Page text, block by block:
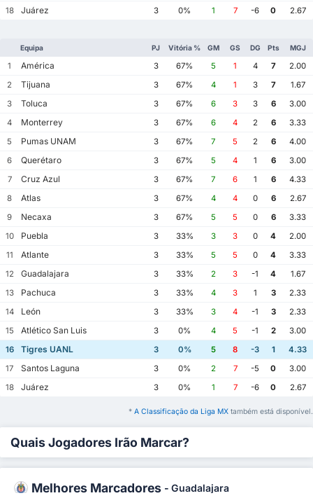
18
Juárez 3 0% 1 7 -6 0 2.67
Equipa PJ Vitória % GM GS DG Pts MGJ
1 América 3 67% 5 1 4 7
2.00
2
Tijuana 3 67% 4 1 3 7
1.67
3
Toluca 3 67% 6 3 3 6
3.00
4
Monterrey 3 67% 6 4 2 6
3.33
5
Pumas UNAM 3 67% 7 5 2 6
4.00
6
Querétaro 3 67% 5 4 1 6
3.00
7
Cruz Azul 3 67% 7 6 1 6
4.33
8
Atlas 3 67% 4 4 0 6
2.67
9
Necaxa 3 67% 5 5 0 6
3.33
10
Puebla 3 33% 3 3 0 4
2.00
11
Atlante 3 33% 5 5 0 4
3.33
12
Guadalajara 3 33% 2 3 -1 4
1.67
13
Pachuca 3 33% 4 3 1 3
2.33
14
León 3 33% 3 4 -1 3
2.33
15
Atlético San Luis 3 0% 4 5 -1 2
3.00
16
Tigres UANL 3 0% 5 8 -3 1
4.33
17
Santos Laguna 3 0% 2 7 -5 0
3.00
18
Juárez 3 0% 1 7 -6 0 2.67
* A Classificação da Liga MX também está disponível.
Quais Jogadores Irão Marcar?
Melhores Marcadores - Guadalajara